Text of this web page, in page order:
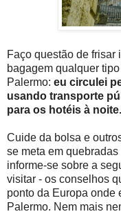
Faço questão de frisar
bagagem qualquer
Palermo: eu circulei
usando transporte
para os hotéis à
Cuide da bolsa e
se meta em
informe-se sobre a
visitar - os conselhos
ponto da Europa onde
Palermo. Nem mais